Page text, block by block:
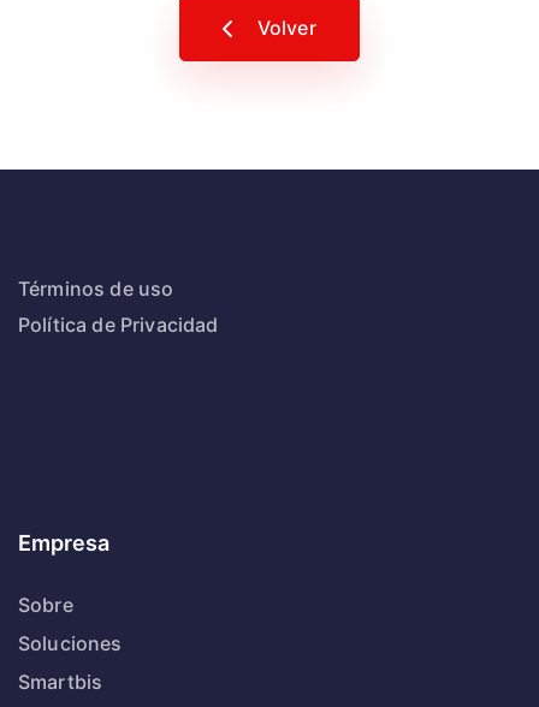
Volver
Términos de uso
Política de Privacidad
Empresa
Sobre
Soluciones
Smartbis